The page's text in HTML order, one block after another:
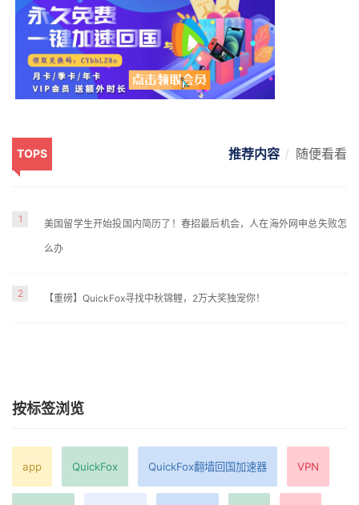
TOPS 推荐内容 随便看看
1 美国留学生开始投国内简历了！春招最后机会，人在海外网申总失败怎
么办
2 【重磅】QuickFox寻找中秋锦鲤，2万大奖独宠你！
按标签浏览
app QuickFox QuickFox翻墙回国加速器 VPN